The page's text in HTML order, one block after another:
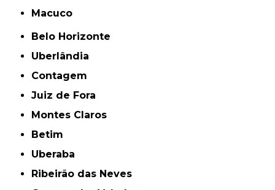
Macuco
Belo Horizonte
Uberlândia
Contagem
Juiz de Fora
Montes Claros
Betim
Uberaba
Ribeirão das Neves